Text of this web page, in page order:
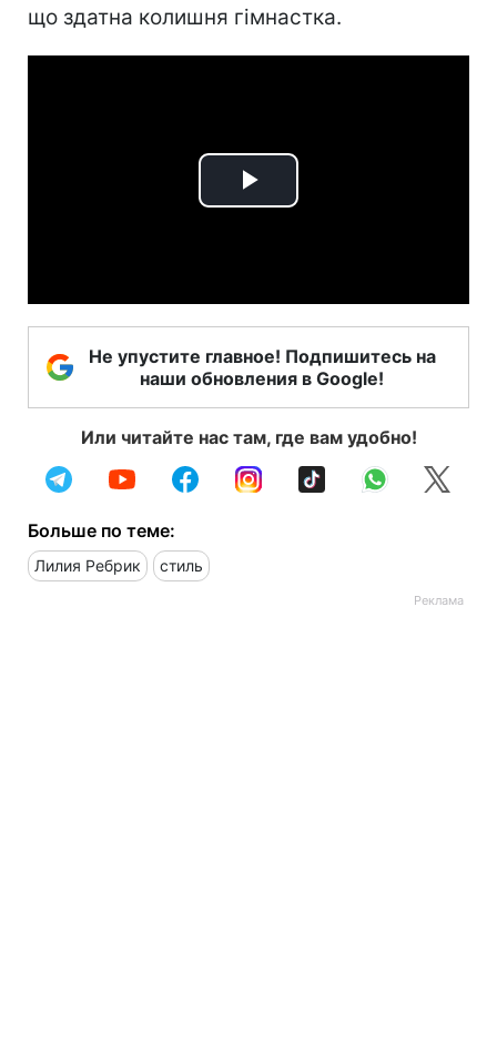
що здатна колишня гімнастка.
Play
Не упустите главное! Подпишитесь на
наши обновления в Google!
Или читайте нас там, где вам удобно!
Больше по теме:
Лилия Ребрик стиль